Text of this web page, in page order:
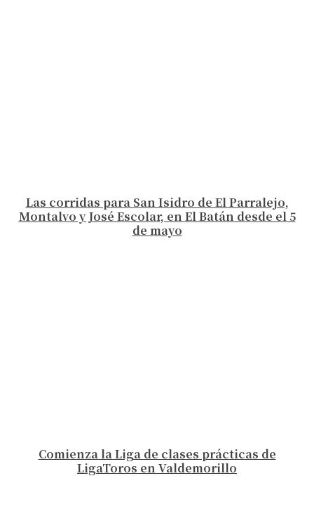
Las corridas para San Isidro de El Parralejo,
Montalvo y José Escolar, en El Batán desde el 5
de mayo
Comienza la Liga de clases prácticas de
LigaToros en Valdemorillo